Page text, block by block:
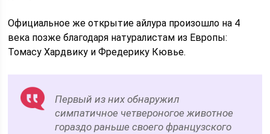
Официальное же открытие айлура произошло на 4
века позже благодаря натуралистам из Европы:
Томасу Хардвику и Фредерику Кювье.
Первый из них обнаружил
симпатичное четвероногое животное
гораздо раньше своего французского